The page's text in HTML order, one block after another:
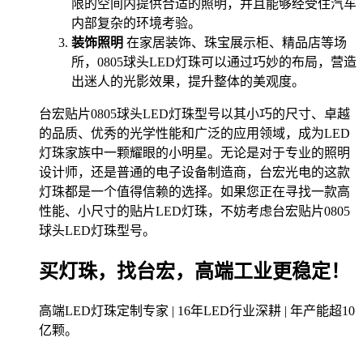
限的空间内提供合适的照明，并且能够经受住汽车
内部复杂的环境考验。
装饰照明 在家居装饰、珠宝展示柜、精品店等场
所，0805球头LED灯珠可以通过巧妙的布局，营造
出迷人的光影效果，提升整体的美观度。
台宏贴片0805球头LED灯珠型号以其小巧的尺寸、卓越
的品质、优秀的光学性能和广泛的应用领域，成为LED
灯珠家族中一颗耀眼的小明星。无论是对于专业的照明
设计师，还是普通的电子设备制造商，台宏光电的这款
灯珠都是一个值得信赖的选择。如果您正在寻找一款高
性能、小尺寸的贴片LED灯珠，不妨考虑台宏贴片0805
球头LED灯珠型号。
买灯珠，找台宏，高端工业更稳定！
高端LED灯珠定制专家 | 16年LED行业深耕 | 年产能超10
亿颗。